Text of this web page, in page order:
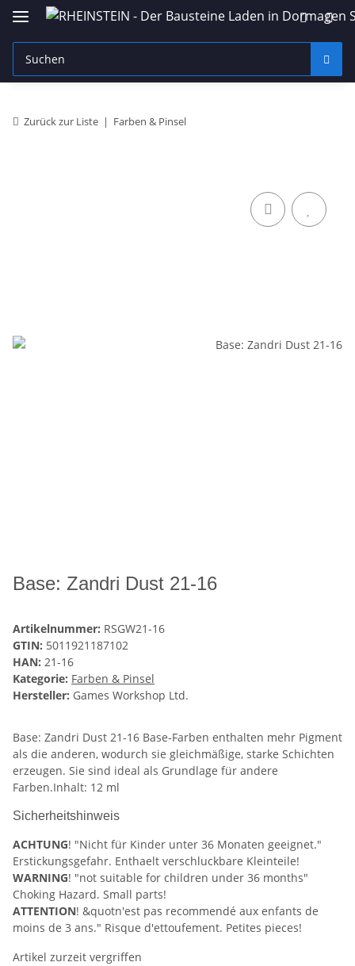
Zurück zur Liste Farben & Pinsel
Base: Zandri Dust 21-16
Artikelnummer: RSGW21-16
GTIN: 5011921187102
HAN: 21-16
Kategorie: Farben & Pinsel
Hersteller: Games Workshop Ltd.
Base: Zandri Dust 21-16 Base-Farben enthalten mehr Pigment
als die anderen, wodurch sie gleichmäßige, starke Schichten
erzeugen. Sie sind ideal als Grundlage für andere
Farben.Inhalt: 12 ml
Sicherheitshinweis
ACHTUNG! "Nicht für Kinder unter 36 Monaten geeignet."
Erstickungsgefahr. Enthaelt verschluckbare Kleinteile!
WARNING! "not suitable for children under 36 months"
Choking Hazard. Small parts!
ATTENTION! &quotn'est pas recommendé aux enfants de
moins de 3 ans." Risque d'ettoufement. Petites pieces!
Artikel zurzeit vergriffen